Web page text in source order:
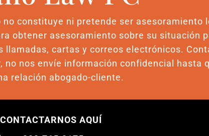
constituye ni pretende ser asesoramiento
obtener asesoramiento sobre su situación
cartas y correos electrónicos.
nos envíe información confidencial hasta
relación abogado-cliente.
AQUÍ